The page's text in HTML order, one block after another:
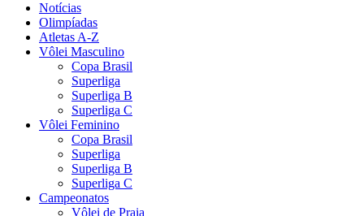
Notícias
Olimpíadas
Atletas A-Z
Vôlei Masculino
Copa Brasil
Superliga
Superliga B
Superliga C
Vôlei Feminino
Copa Brasil
Superliga
Superliga B
Superliga C
Campeonatos
Vôlei de Praia